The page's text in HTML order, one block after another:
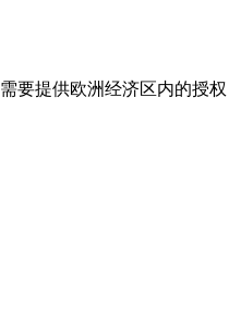
要提供欧洲经济区内的授权